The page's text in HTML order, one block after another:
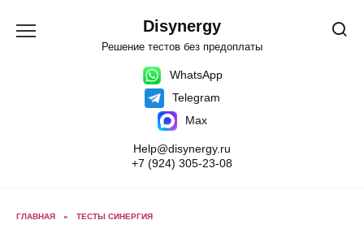
содержанию
Disynergy
Решение тестов без предоплаты
WhatsApp
Telegram
Max
Help@disynergy.ru
+7 (924) 305-23-08
ГЛАВНАЯ » ТЕСТЫ СИНЕРГИЯ